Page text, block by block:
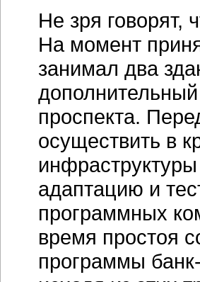
Не зря говорят,
На момент
занимал два
проспекта.
осуществить в
адаптацию и
программных
время простоя
программы